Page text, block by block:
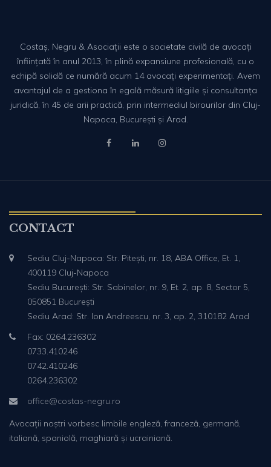
Costaș, Negru & Asociații este o societate civilă de avocați
înființată în anul 2013, în plină expansiune profesională, cu o
echipă solidă ce numără acum 14 avocați experimentați. Avem
avantajul de a gestiona în egală măsură litigiile și consultanța
juridică, în 45 de arii practică, prin intermediul birourilor din Cluj-
Napoca, București și Arad.
CONTACT
Sediu Cluj-Napoca: Str. Pitești, nr. 18, ABA Office, Et. 1,
400119 Cluj-Napoca
Sediu București: Str. Sabinelor, nr. 9, Et. 2, ap. 8, Sector 5,
050851 București
Sediu Arad: Str. Ion Andreescu, nr. 3, ap. 2, 310182 Arad
Fax: 0264.236302
0733.410246
0742.410246
0264.236302
office@costas-negru.ro
Avocații noștri vorbesc limbile engleză, franceză, germană,
italiană, spaniolă, maghiară și ucrainiană.